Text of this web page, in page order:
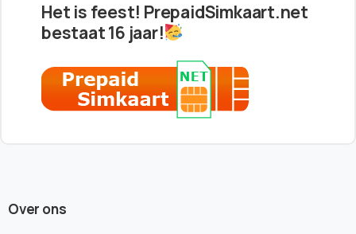
Het is feest! PrepaidSimkaart.net
bestaat 16 jaar!
Over ons